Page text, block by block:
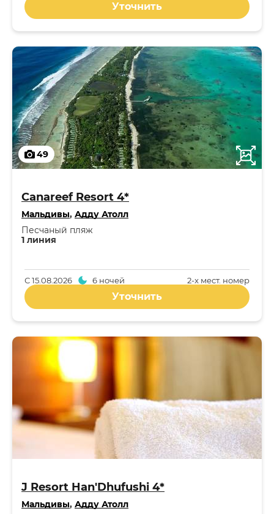
Уточнить
49
Canareef Resort 4*
Мальдивы, Адду Атолл
1 линия
Песчаный пляж
2-x мест. номер
С15.08.2026 6 ночей
Уточнить
J Resort Han'Dhufushi 4*
Мальдивы, Адду Атолл